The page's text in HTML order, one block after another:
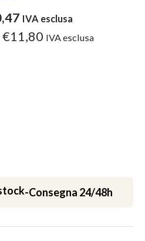
IVA esclusa
€11,80 IVA esclusa
-Consegna 24/48h